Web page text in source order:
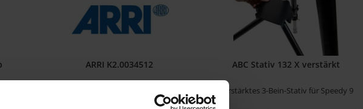
ARRI K2.0034512 ABC Stativ 132 X verstärkt
verstärktes 3-Bein-Stativ für Speedy 9